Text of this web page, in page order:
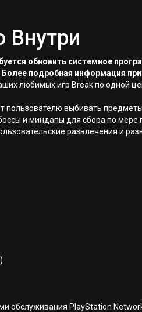
Внутри
обновить системное
подробная информация
любимых игр Break по одной
пользователю выбивать
и миндапы для сбора по
развлечения и
обслуживания PlayStation